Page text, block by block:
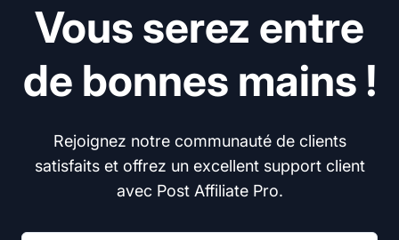
Vous serez entre
de bonnes mains !
Rejoignez notre communauté de clients
satisfaits et offrez un excellent support client
avec Post Affiliate Pro.